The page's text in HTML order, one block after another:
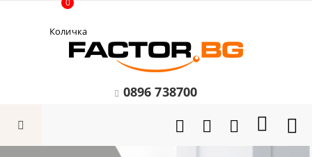
Количка
0
0896 738700